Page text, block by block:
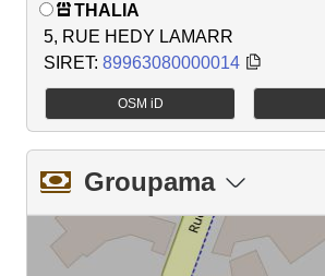
THALIA
5, RUE HEDY LAMARR
SIRET: 89963080000014
OSM iD
Groupama